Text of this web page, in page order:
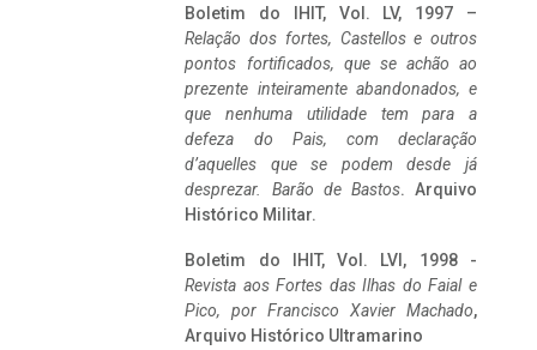
Boletim do IHIT, Vol. LV, 1997 –
Relação dos fortes, Castellos e outros
pontos fortificados, que se achão ao
prezente inteiramente abandonados, e
que nenhuma utilidade tem para a
defeza do Pais, com declaração
d’aquelles que se podem desde já
desprezar. Barão de Bastos. Arquivo
Histórico Militar.
Boletim do IHIT, Vol. LVI, 1998 -
Revista aos Fortes das Ilhas do Faial e
Pico, por Francisco Xavier Machado,
Arquivo Histórico Ultramarino